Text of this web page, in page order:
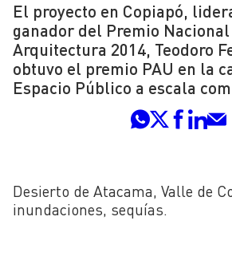
El proyecto en Copiapó,
ganador del Premio Nacional
Arquitectura 2014, Teodoro
obtuvo el premio PAU en la
Espacio Público a escala
Desierto de Atacama, Valle de
inundaciones, sequías.